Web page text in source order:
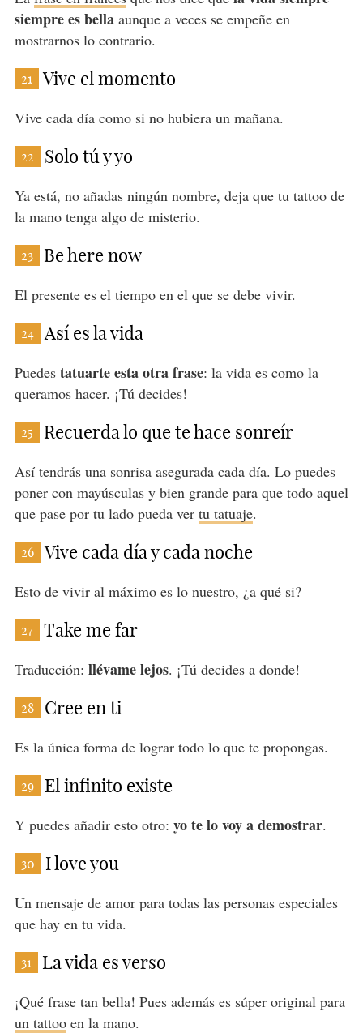
siempre es bellaaunque a veces se empeñe en
mostrarnos lo contrario.
21 Vive el momento
Vive cada día como si no hubiera un mañana.
22 Solo tú y yo
Ya está, no añadas ningún nombre, deja que tu tattoo de
la mano tenga algo de misterio.
23 Be here now
El presente es el tiempo en el que se debe vivir.
24 Así es la vida
Puedes tatuarte esta otra frase: la vida es como la
queramos hacer. ¡Tú decides!
25 Recuerda lo que te hace sonreír
Así tendrás una sonrisa asegurada cada día. Lo puedes
poner con mayúsculas y bien grande para que todo aquel
que pase por tu lado pueda ver tu tatuaje.
26 Vive cada día y cada noche
Esto de vivir al máximo es lo nuestro, ¿a qué si?
27 Take me far
Traducción: llévame lejos. ¡Tú decides a donde!
28 Cree en ti
Es la única forma de lograr todo lo que te propongas.
29 El infinito existe
Y puedes añadir esto otro: yo te lo voy a demostrar.
30 I love you
Un mensaje de amor para todas las personas especiales
que hay en tu vida.
31 La vida es verso
¡Qué frase tan bella! Pues además es súper original para
un tattooen la mano.